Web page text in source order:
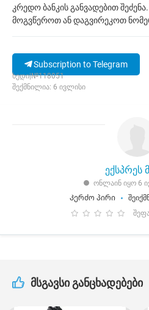
კრედო ბანკის განვადებით
მოგვწეროთ ან დაგვირეკოთ
Subscription to Telegram
ხედი|№118051
შექმნილია: 6 ივლისი
ექსპრეს
ონლაინ იყო 6
Კერძო პირი
მსგავსი განცხადებები